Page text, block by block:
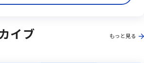
イブ もっと見る